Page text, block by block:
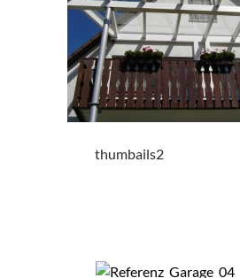
thumbails2